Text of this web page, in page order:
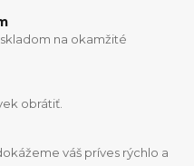
na okamžité
obrátiť.
váš príves rýchlo a